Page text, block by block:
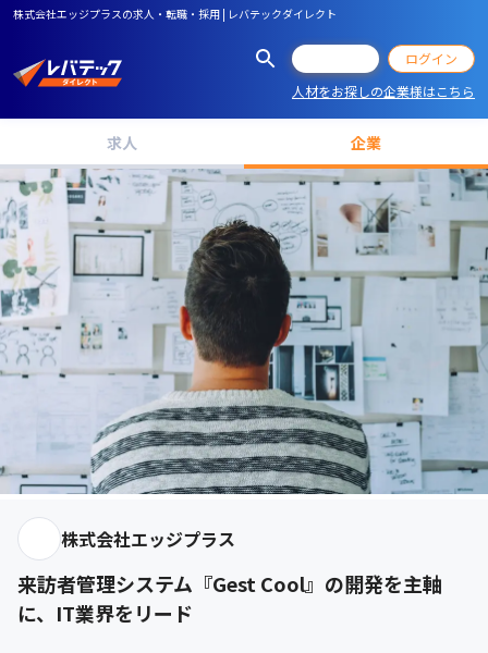
株式会社エッジプラスの求人・転職・採用 | レバテックダイレクト
ログイン
人材をお探しの企業様はこちら
求人 企業
株式会社エッジプラス
来訪者管理システム『Gest Cool』の開発を主軸
に、IT業界をリード